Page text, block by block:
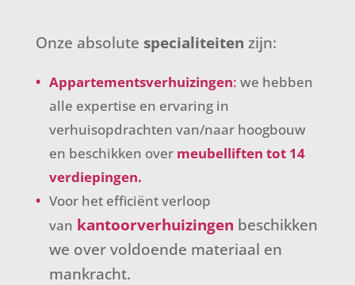
Onze absolute specialiteiten zijn:
Appartementsverhuizingen: we hebben
alle expertise en ervaring in
verhuisopdrachten van/naar hoogbouw
en beschikken over meubelliften tot 14
verdiepingen.
Voor het efficiënt verloop
van kantoorverhuizingen beschikken
we over voldoende materiaal en
mankracht.